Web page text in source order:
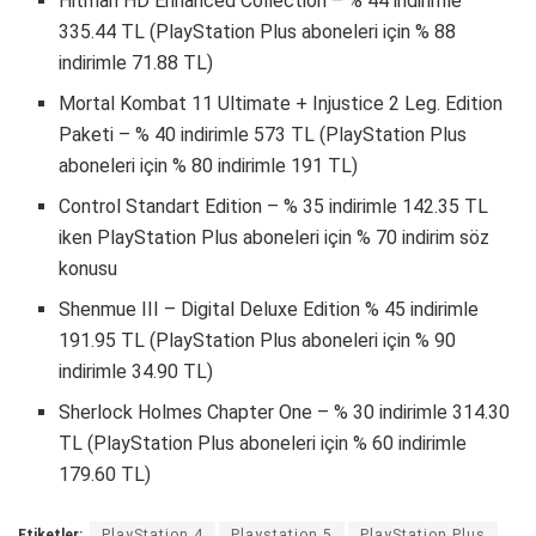
335.44 TL (PlayStation Plus aboneleri için % 88
indirimle 71.88 TL)
Mortal Kombat 11 Ultimate + Injustice 2 Leg. Edition
Paketi – % 40 indirimle 573 TL (PlayStation Plus
aboneleri için % 80 indirimle 191 TL)
Control Standart Edition – % 35 indirimle 142.35 TL
iken PlayStation Plus aboneleri için % 70 indirim söz
konusu
Shenmue III – Digital Deluxe Edition % 45 indirimle
191.95 TL (PlayStation Plus aboneleri için % 90
indirimle 34.90 TL)
Sherlock Holmes Chapter One – % 30 indirimle 314.30
TL (PlayStation Plus aboneleri için % 60 indirimle
179.60 TL)